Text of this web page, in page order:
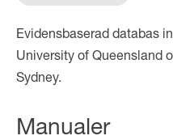
Evidensbaserad databas
University of Queensland
Sydney.
Manualer